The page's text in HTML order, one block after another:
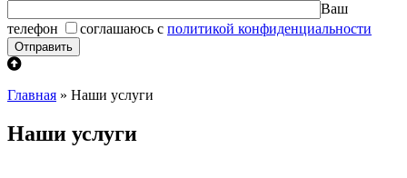
Ваш
телефон
соглашаюсь с политикой конфиденциальности
Главная » Наши услуги
Наши услуги